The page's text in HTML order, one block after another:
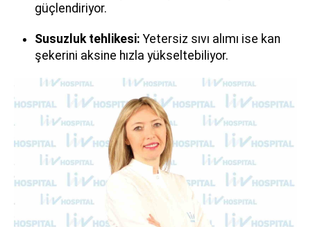
güçlendiriyor.
Susuzluk tehlikesi: Yetersiz sıvı alımı ise kan
şekerini aksine hızla yükseltebiliyor.